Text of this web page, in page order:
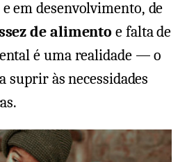
em desenvolvimento, de
de alimento e falta de
é uma realidade — o
suprir às necessidades